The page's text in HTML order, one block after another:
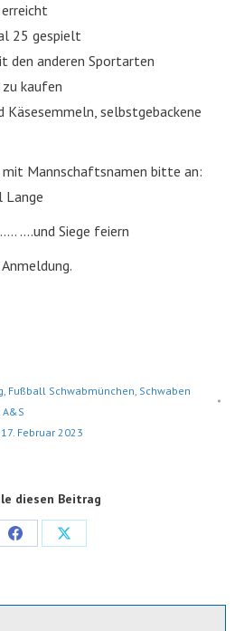
25 gespielt
den anderen Sportarten
kaufen
Käsesemmeln, selbstgebackene
mit Mannschaftsnamen bitte an:
Lange
….und Siege feiern
, Fußball Schwabmünchen, Schwaben
17. Februar 2023
diesen Beitrag
Share
Share